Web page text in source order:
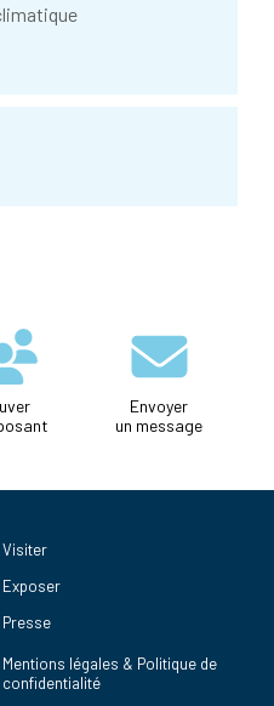
Envoyer
un message
Visiter
Exposer
Presse
Mentions légales & Politique de
confidentialité